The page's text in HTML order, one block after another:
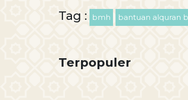
Tag : bmh bantuan alquran
Terpopuler